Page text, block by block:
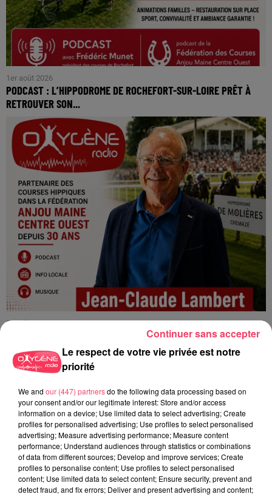
1er août 2026
PODCAST : L’HIPPODROME DE ROCHEFORT-SUR-LOIRE PRÊT À
RETROUVER SON...
24 juillet 2026
PODCAST AMCO : JEAN-CLAUDE LAMBERT : « À MOLIÈRES, LES
COURSES SONT...Le respect de votre vie privée est notre
priorité
We and our (447) partnersdo the following data processing based on
your consent and/or our legitimate interest: Store and/or access
information on a device; Use limited data to select advertising; Create
profiles for personalised advertising; Use profiles to select personalised
advertising; Measure advertising performance; Measure content
performance; Understand audiences through statistics or combinations
of data from different sources; Develop and improve services; Create
profiles to personalise content; Use profiles to select personalised
content; Use limited data to select content; Ensure security, prevent and
detect fraud, and fix errors; Deliver and present advertising and content;
Continuer sans accepter